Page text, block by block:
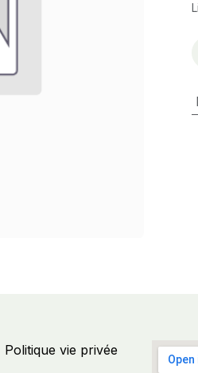
Politique vie privée